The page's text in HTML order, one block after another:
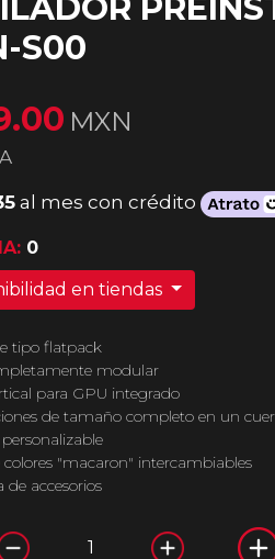
S00
MXN
al mes con crédito
0
en tiendas
tipo flatpack
modular
para GPU integrado
de tamaño completo en un
"macaron" intercambiables
accesorios